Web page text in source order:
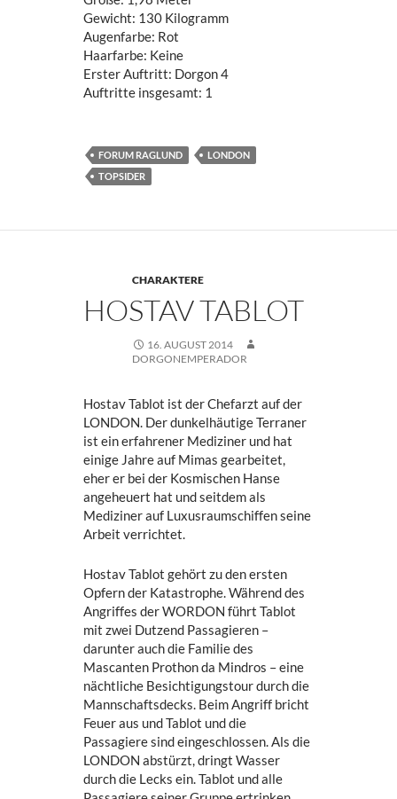
Gewicht: 130 Kilogramm
Augenfarbe: Rot
Haarfarbe: Keine
Erster Auftritt: Dorgon 4
Auftritte insgesamt: 1
FORUM RAGLUND
LONDON
TOPSIDER
CHARAKTERE
HOSTAV TABLOT
16. AUGUST 2014
DORGONEMPERADOR
Hostav Tablot ist der Chefarzt auf der
LONDON. Der dunkelhäutige Terraner
ist ein erfahrener Mediziner und hat
einige Jahre auf Mimas gearbeitet,
eher er bei der Kosmischen Hanse
angeheuert hat und seitdem als
Mediziner auf Luxusraumschiffen seine
Arbeit verrichtet.
Hostav Tablot gehört zu den ersten
Opfern der Katastrophe. Während des
Angriffes der WORDON führt Tablot
mit zwei Dutzend Passagieren –
darunter auch die Familie des
Mascanten Prothon da Mindros – eine
nächtliche Besichtigungstour durch die
Mannschaftsdecks. Beim Angriff bricht
Feuer aus und Tablot und die
Passagiere sind eingeschlossen. Als die
LONDON abstürzt, dringt Wasser
durch die Lecks ein. Tablot und alle